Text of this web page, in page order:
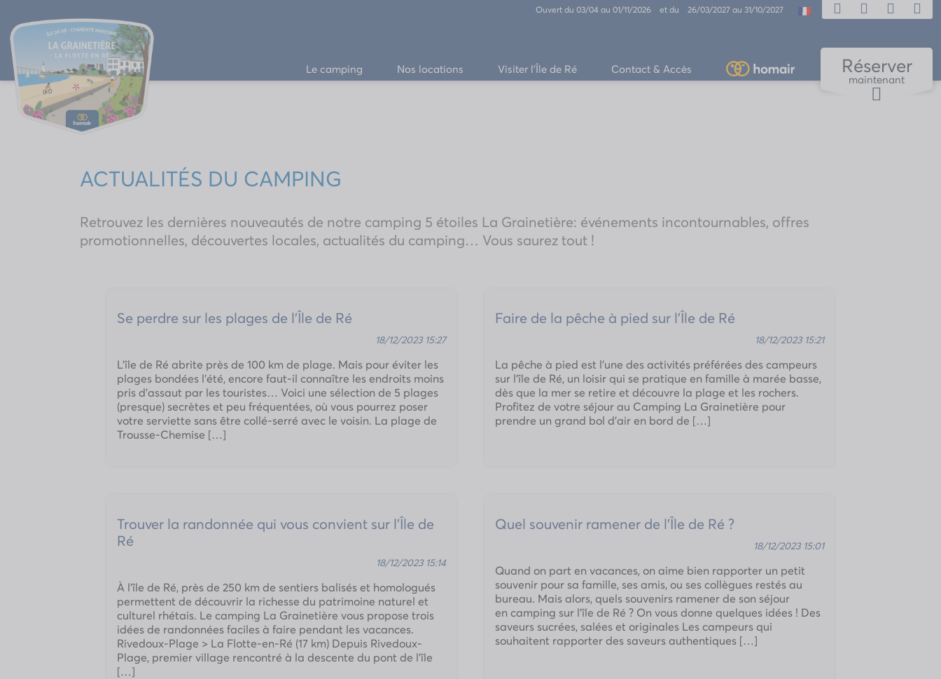
Ouvert du 03/04 au 01/11/2026 et du 26/03/2027 au 31/10/2027
Le camping Nos locations Visiter l’Île de Ré Contact & Accès Réserver
maintenant
ACTUALITÉS DU CAMPING
Retrouvez les dernières nouveautés de notre camping 5 étoiles La Grainetière: événements incontournables, offres
promotionnelles, découvertes locales, actualités du camping… Vous saurez tout !
Se perdre sur les plages de l’Île de Ré
18/12/2023 15:27
L’île de Ré abrite près de 100 km de plage. Mais pour éviter les
plages bondées l’été, encore faut-il connaître les endroits moins
pris d’assaut par les touristes… Voici une sélection de 5 plages
(presque) secrètes et peu fréquentées, où vous pourrez poser
votre serviette sans être collé-serré avec le voisin. La plage de
Trousse-Chemise […]
Faire de la pêche à pied sur l’Île de Ré
18/12/2023 15:21
La pêche à pied est l’une des activités préférées des campeurs
sur l’île de Ré, un loisir qui se pratique en famille à marée basse,
dès que la mer se retire et découvre la plage et les rochers.
Profitez de votre séjour au Camping La Grainetière pour
prendre un grand bol d’air en bord de […]
Trouver la randonnée qui vous convient sur l’Île de
Ré
18/12/2023 15:14
À l’île de Ré, près de 250 km de sentiers balisés et homologués
permettent de découvrir la richesse du patrimoine naturel et
culturel rhétais. Le camping La Grainetière vous propose trois
idées de randonnées faciles à faire pendant les vacances.
Rivedoux-Plage > La Flotte-en-Ré (17 km) Depuis Rivedoux-
Plage, premier village rencontré à la descente du pont de l’île
[…]
Quel souvenir ramener de l’Île de Ré ?
18/12/2023 15:01
Quand on part en vacances, on aime bien rapporter un petit
souvenir pour sa famille, ses amis, ou ses collègues restés au
bureau. Mais alors, quels souvenirs ramener de son séjour
en camping sur l’île de Ré ? On vous donne quelques idées ! Des
saveurs sucrées, salées et originales Les campeurs qui
souhaitent rapporter des saveurs authentiques […]